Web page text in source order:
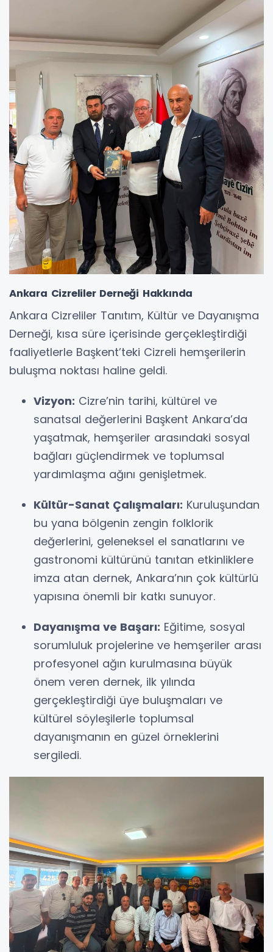
Ankara Cizreliler Derneği Hakkında
Ankara Cizreliler Tanıtım, Kültür ve Dayanışma
Derneği, kısa süre içerisinde gerçekleştirdiği
faaliyetlerle Başkent’teki Cizreli hemşerilerin
buluşma noktası haline geldi.
Vizyon: Cizre’nin tarihi, kültürel ve
sanatsal değerlerini Başkent Ankara’da
yaşatmak, hemşeriler arasındaki sosyal
bağları güçlendirmek ve toplumsal
yardımlaşma ağını genişletmek.
Kültür-Sanat Çalışmaları: Kuruluşundan
bu yana bölgenin zengin folklorik
değerlerini, geleneksel el sanatlarını ve
gastronomi kültürünü tanıtan etkinliklere
imza atan dernek, Ankara’nın çok kültürlü
yapısına önemli bir katkı sunuyor.
Dayanışma ve Başarı: Eğitime, sosyal
sorumluluk projelerine ve hemşeriler arası
profesyonel ağın kurulmasına büyük
önem veren dernek, ilk yılında
gerçekleştirdiği üye buluşmaları ve
kültürel söyleşilerle toplumsal
dayanışmanın en güzel örneklerini
sergiledi.